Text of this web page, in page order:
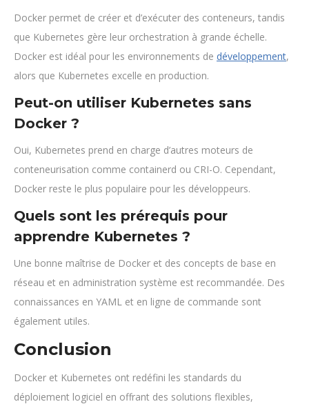
Docker permet de créer et d’exécuter des conteneurs, tandis
que Kubernetes gère leur orchestration à grande échelle.
Docker est idéal pour les environnements de développement,
alors que Kubernetes excelle en production.
Peut-on utiliser Kubernetes sans
Docker ?
Oui, Kubernetes prend en charge d’autres moteurs de
conteneurisation comme containerd ou CRI-O. Cependant,
Docker reste le plus populaire pour les développeurs.
Quels sont les prérequis pour
apprendre Kubernetes ?
Une bonne maîtrise de Docker et des concepts de base en
réseau et en administration système est recommandée. Des
connaissances en YAML et en ligne de commande sont
également utiles.
Conclusion
Docker et Kubernetes ont redéfini les standards du
déploiement logiciel en offrant des solutions flexibles,